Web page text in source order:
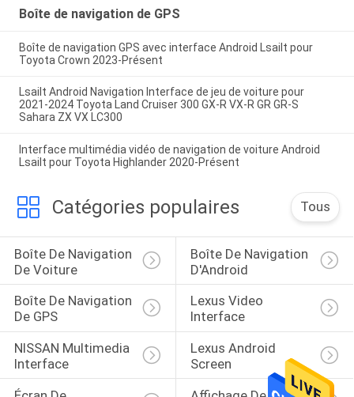
Boîte de navigation de GPS
Boîte de navigation GPS avec interface Android Lsailt pour
Toyota Crown 2023-Présent
Lsailt Android Navigation Interface de jeu de voiture pour
2021-2024 Toyota Land Cruiser 300 GX-R VX-R GR GR-S
Sahara ZX VX LC300
Interface multimédia vidéo de navigation de voiture Android
Lsailt pour Toyota Highlander 2020-Présent
Catégories populaires Tous
Boîte De Navigation
De Voiture
Boîte De Navigation
D'Android
Boîte De Navigation
De GPS
Lexus Video
Interface
NISSAN Multimedia
Interface
Lexus Android
Screen